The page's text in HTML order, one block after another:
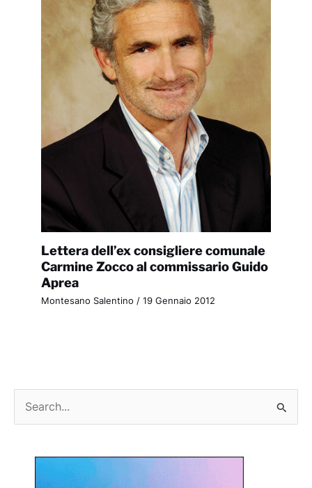
Lettera dell’ex consigliere comunale
Carmine Zocco al commissario Guido
Aprea
Montesano Salentino / 19 Gennaio 2012